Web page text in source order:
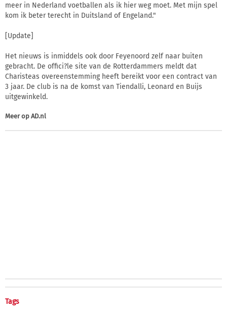
meer in Nederland voetballen als ik hier weg moet. Met mijn spel
kom ik beter terecht in Duitsland of Engeland."
[Update]
Het nieuws is inmiddels ook door Feyenoord zelf naar buiten
gebracht. De offici?le site van de Rotterdammers meldt dat
Charisteas overeenstemming heeft bereikt voor een contract van
3 jaar. De club is na de komst van Tiendalli, Leonard en Buijs
uitgewinkeld.
Meer op AD.nl
Tags